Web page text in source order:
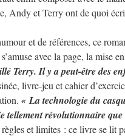
Andy et Terry ont de quoi
et de références, ce
avec la page, la mise
Terry. Il y a peut-être des
livre-jeu et cahier
« La technologie du
tellement révolutionnaire
et limites : ce livre se lit